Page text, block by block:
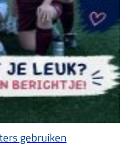
gebruiken